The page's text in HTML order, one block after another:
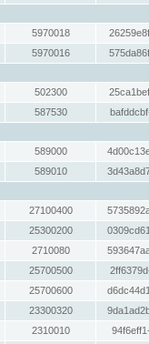
5970018
5970016
502300
587530
589000
589010
27100400
25300200
2710080
25700500
25700600
23300320
2310010